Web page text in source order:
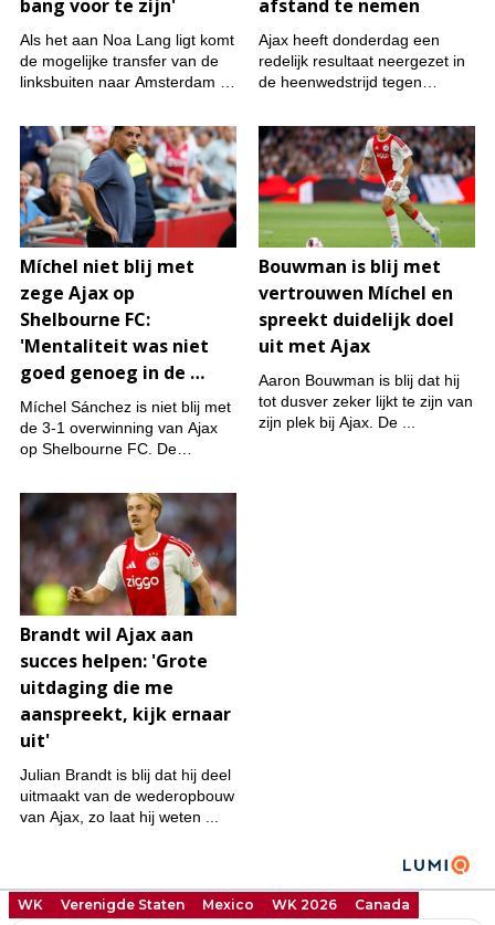
WK Verenigde Staten Mexico WK 2026 Canada